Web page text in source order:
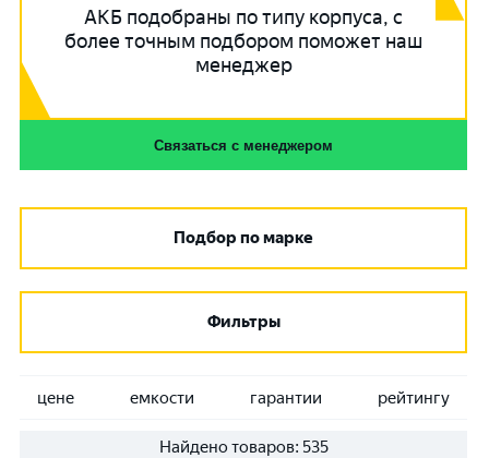
АКБ подобраны по типу корпуса, с
более точным подбором поможет наш
менеджер
Связаться с менеджером
Подбор по марке
Фильтры
цене емкости гарантии рейтингу
Найдено товаров: 535